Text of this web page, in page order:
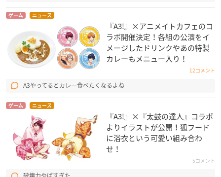
ゲーム ニュース
『A3!』×アニメイトカフェのコ
ラボ開催決定！各組の公演をイ
メージしたドリンクやあの特製
カレーもメニュー入り！
12コメント
A3やってるとカレー食べたくなるよね
ゲーム ニュース
『A3!』×『太鼓の達人』コラボ
よりイラストが公開！狐フード
に浴衣という可愛い組み合わ
せ！
5コメント